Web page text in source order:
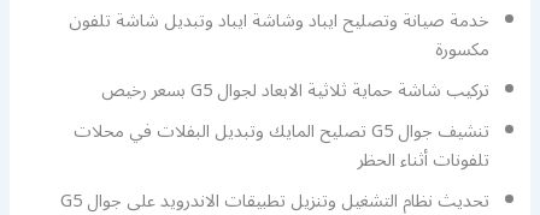
خدمة صيانة وتصليح ايباد وشاشة ايباد وتبديل شاشة تلفون
مكسورة
تركيب شاشة حماية ثلاثية الابعاد لجوال G5 بسعر رخيص
تنشيف جوال G5 تصليح المايك وتبديل البفلات في محلات
تلفونات أثناء الحظر
تحديث نظام التشغيل وتنزيل تطبيقات الاندرويد على جوال G5